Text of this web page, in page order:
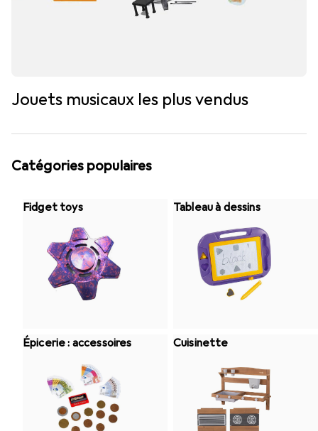
Jouets musicaux les plus vendus
Catégories populaires
Fidget toys Tableau à dessins
Épicerie : accessoires Cuisinette